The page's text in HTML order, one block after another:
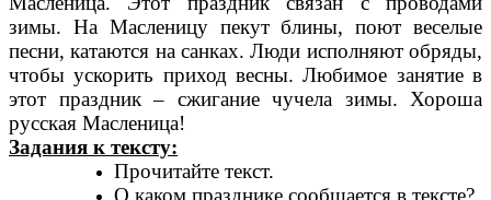
зимы. На Масленицу пекут блины, поют веселые
песни, катаются на санках. Люди исполняют обряды,
чтобы ускорить приход весны. Любимое занятие в
этот праздник – сжигание чучела зимы. Хороша
русская Масленица!
Задания к тексту:
Прочитайте текст.
О каком празднике сообщается в тексте?